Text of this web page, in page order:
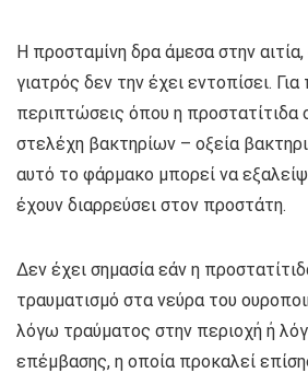
Η προσταμίνη δρα άμεσα στην
γιατρός δεν την έχει εντοπίσει.
περιπτώσεις όπου η προστατίτιδα
στελέχη βακτηρίων – οξεία
αυτό το φάρμακο μπορεί να
έχουν διαρρεύσει στον προστάτη.
Δεν έχει σημασία εάν η
τραυματισμό στα νεύρα του
λόγω τραύματος στην περιοχή ή
επέμβασης, η οποία προκαλεί